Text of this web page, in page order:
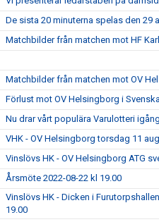
De sista 20 minuterna spelas den 29
Matchbilder från matchen mot HF
Matchbilder från matchen mot OV
Förlust mot OV Helsingborg i
Nu drar vårt populära Varulotteri
VHK - OV Helsingborg torsdag 11
Vinslövs HK - OV Helsingborg ATG
Årsmöte 2022-08-22 kl 19.00
Vinslövs HK - Dicken i
19.00